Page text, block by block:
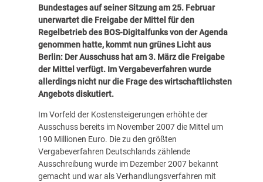
Bundestages auf seiner Sitzung am 25. Februar
unerwartet die Freigabe der Mittel für den
Regelbetrieb des BOS-Digitalfunks von der Agenda
genommen hatte, kommt nun grünes Licht aus
Berlin: Der Ausschuss hat am 3. März die Freigabe
der Mittel verfügt. Im Vergabeverfahren wurde
allerdings nicht nur die Frage des wirtschaftlichsten
Angebots diskutiert.
Im Vorfeld der Kostensteigerungen erhöhte der
Ausschuss bereits im November 2007 die Mittel um
190 Millionen Euro. Die zu den größten
Vergabeverfahren Deutschlands zählende
Ausschreibung wurde im Dezember 2007 bekannt
gemacht und war als Verhandlungsverfahren mit